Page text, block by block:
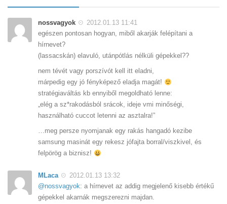
nossvagyok
2012.01.13 11:41
egészen pontosan hogyan, miből akarják felépítani a
hírnevet?
(lassacskán) elavuló, utánpótlás nélküli gépekkel??
nem tévét vagy porszívót kell itt eladni,
márpedig egy jó fényképező eladja magát!
stratégiaváltás kb ennyiből megoldható lenne:
„elég a sz*rakodásból srácok, ideje vmi minőségi,
használható cuccot letenni az asztalra!”
…meg persze nyomjanak egy rakás hangadó kezibe
samsung masinát egy rekesz jófajta borral/viszkivel, és
felpörög a biznisz!
MLaca
2012.01.13 13:32
@nossvagyok: a hírnevet az addig megjelenő kisebb értékű
gépekkel akarnák megszerezni majdan.